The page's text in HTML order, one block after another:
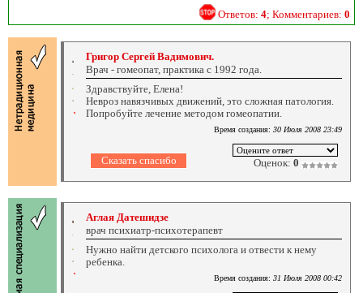
Ответов: 4; Комментариев: 0
Григор Сергей Вадимович.
Врач - гомеопат, практика с 1992 года.
Здравствуйте, Елена!
Невроз навязчивых движений, это сложная патология.
Попробуйте лечение методом гомеопатии.
Время создания: 30 Июля 2008 23:49
Оценок: 0
Аглая Датешидзе
врач психиатр-психотерапевт
Нужно найти детского психолога и отвести к нему
ребенка.
Время создания: 31 Июля 2008 00:42